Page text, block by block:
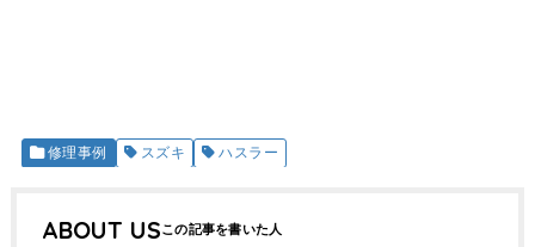
修理事例 スズキ ハスラー
ABOUT US